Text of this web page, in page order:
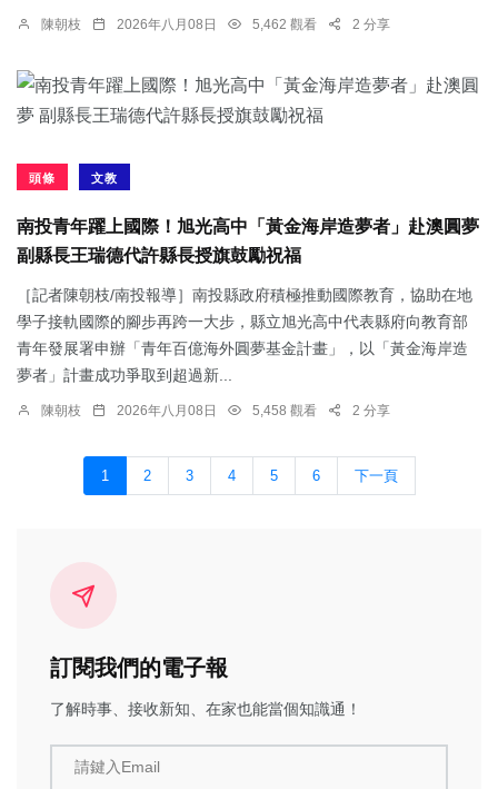
陳朝枝 2026年八月08日 5,462 觀看 2 分享
頭條 文教
南投青年躍上國際！旭光高中「黃金海岸造夢者」赴澳圓夢
副縣長王瑞德代許縣長授旗鼓勵祝福
［記者陳朝枝/南投報導］南投縣政府積極推動國際教育，協助在地
學子接軌國際的腳步再跨一大步，縣立旭光高中代表縣府向教育部
青年發展署申辦「青年百億海外圓夢基金計畫」，以「黃金海岸造
夢者」計畫成功爭取到超過新...
陳朝枝 2026年八月08日 5,458 觀看 2 分享
1 2 3 4 5 6 下一頁
訂閱我們的電子報
了解時事、接收新知、在家也能當個知識通！
請鍵入Email